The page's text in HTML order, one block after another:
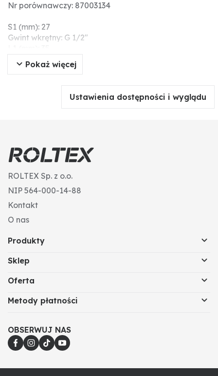
Nr porównawczy: 87003134
S1 (mm): 27
Gwint wkrętny: G 1/2"
L2 (mm): 13
Gwint przyłączeniowy: M18 x 1,5
pasuje do: 66787010045/50, 66787010113/50,
Pokaż więcej
Ustawienia dostępności i wyglądu
ROLTEX Sp. z o.o.
NIP 564-000-14-88
Kontakt
O nas
Produkty
Sklep
Oferta
Metody płatności
OBSERWUJ NAS